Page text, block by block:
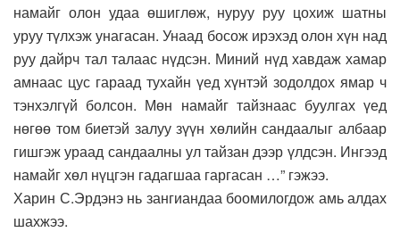
намайг олон удаа өшиглөж, нуруу руу цохиж шатны
уруу түлхэж унагасан. Унаад босож ирэхэд олон хүн над
руу дайрч тал талаас нүдсэн. Миний нүд хавдаж хамар
амнаас цус гараад тухайн үед хүнтэй зодолдох ямар ч
тэнхэлгүй болсон. Мөн намайг тайзнаас буулгах үед
нөгөө том биетэй залуу зүүн хөлийн сандаалыг албаар
гишгэж ураад сандаалны ул тайзан дээр үлдсэн. Ингээд
намайг хөл нүцгэн гадагшаа гаргасан …” гэжээ.
Харин С.Эрдэнэ нь зангиандаа боомилогдож амь алдах
шахжээ.